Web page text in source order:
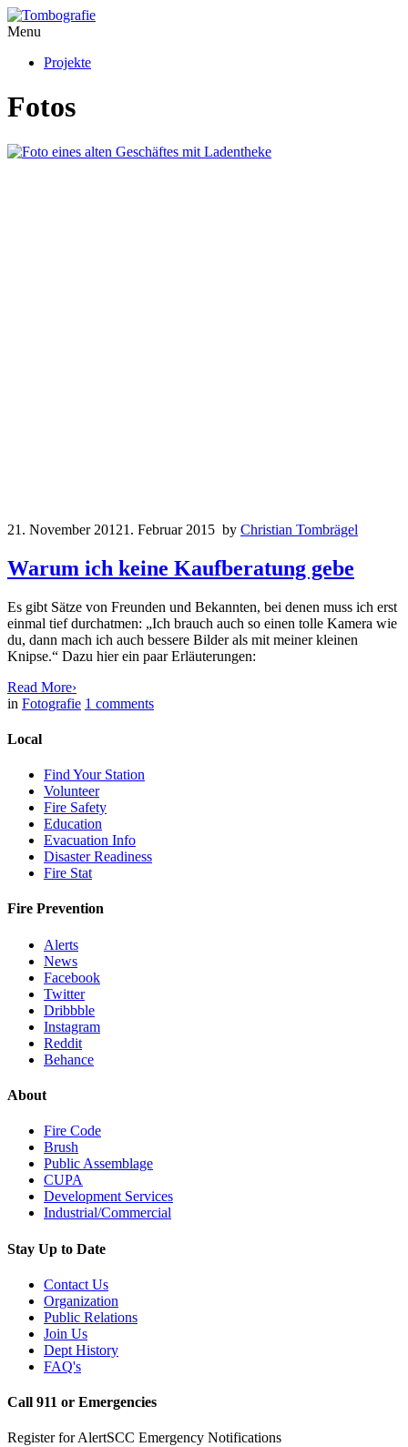
Menu
Projekte
Fotos
21. November 20121. Februar 2015 by Christian Tombrägel
Warum ich keine Kaufberatung gebe
Es gibt Sätze von Freunden und Bekannten, bei denen muss ich erst
einmal tief durchatmen: „Ich brauch auch so einen tolle Kamera wie
du, dann mach ich auch bessere Bilder als mit meiner kleinen
Knipse.“ Dazu hier ein paar Erläuterungen:
Read More›
in Fotografie 1 comments
Local
Find Your Station
Volunteer
Fire Safety
Education
Evacuation Info
Disaster Readiness
Fire Stat
Fire Prevention
Alerts
News
Facebook
Twitter
Dribbble
Instagram
Reddit
Behance
About
Fire Code
Brush
Public Assemblage
CUPA
Development Services
Industrial/Commercial
Stay Up to Date
Contact Us
Organization
Public Relations
Join Us
Dept History
FAQ's
Call 911 or Emergencies
Register for AlertSCC Emergency Notifications